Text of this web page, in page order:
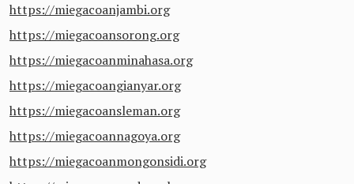
https://miegacoanjambi.org
https://miegacoansorong.org
https://miegacoanminahasa.org
https://miegacoangianyar.org
https://miegacoansleman.org
https://miegacoannagoya.org
https://miegacoanmongonsidi.org